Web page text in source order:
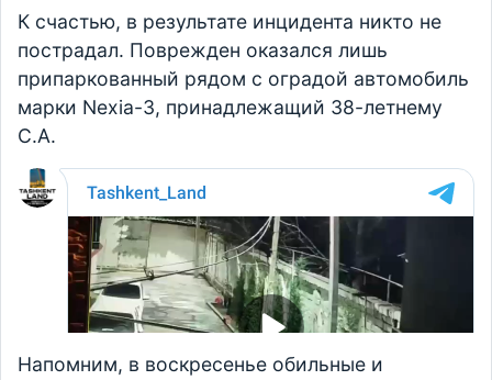
К счастью, в результате инцидента никто не
пострадал. Поврежден оказался лишь
припаркованный рядом с оградой автомобиль
марки Nexia-3, принадлежащий 38-летнему
С.А.
Напомним, в воскресенье обильные и